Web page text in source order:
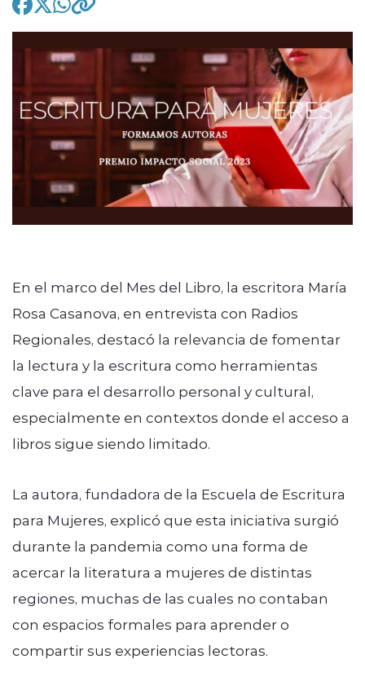
Entrevistas
modo claro
En el marco del Mes del Libro, la escritora María
Rosa Casanova, en entrevista con Radios
Regionales, destacó la relevancia de fomentar
la lectura y la escritura como herramientas
clave para el desarrollo personal y cultural,
especialmente en contextos donde el acceso a
libros sigue siendo limitado.
La autora, fundadora de la Escuela de Escritura
para Mujeres, explicó que esta iniciativa surgió
durante la pandemia como una forma de
acercar la literatura a mujeres de distintas
regiones, muchas de las cuales no contaban
con espacios formales para aprender o
compartir sus experiencias lectoras.